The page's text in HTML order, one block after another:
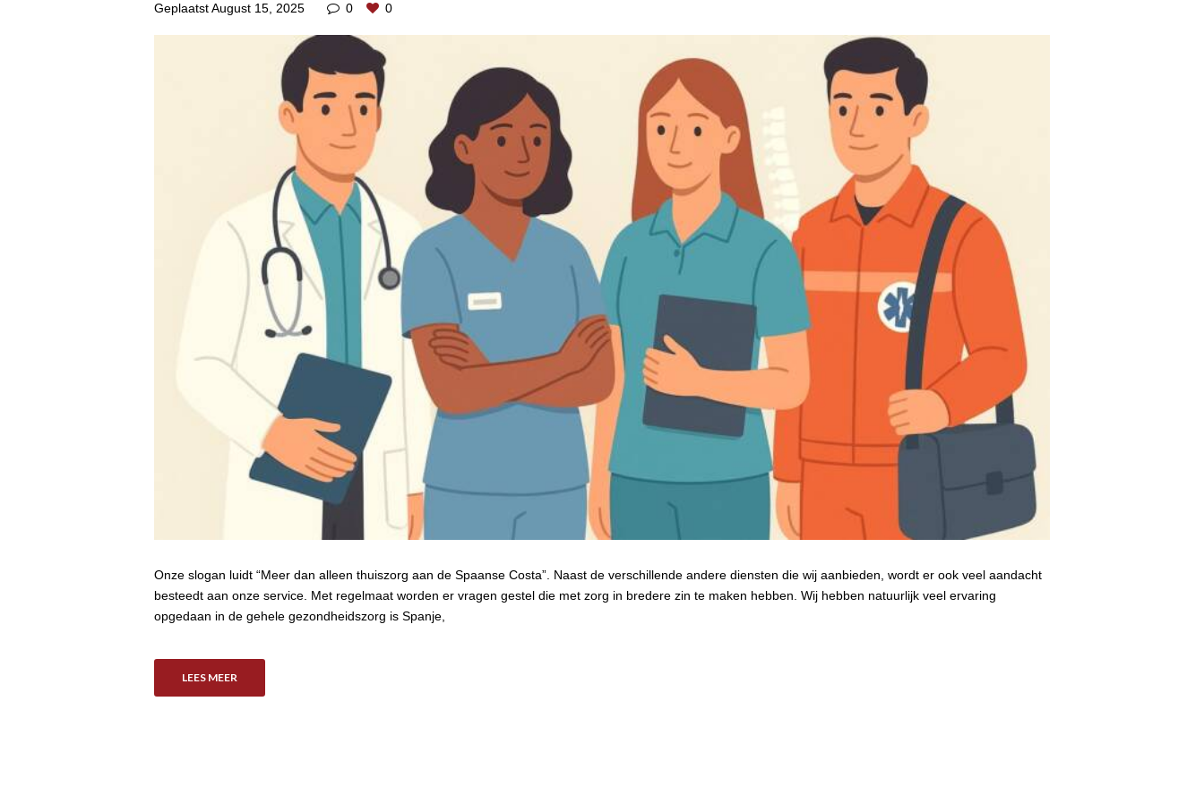
GeplaatstAugust 15, 2025 0 0
Onze slogan luidt “Meer dan alleen thuiszorg aan de Spaanse Costa”. Naast de verschillende andere diensten die wij aanbieden, wordt er ook veel aandacht
besteedt aan onze service. Met regelmaat worden er vragen gestel die met zorg in bredere zin te maken hebben. Wij hebben natuurlijk veel ervaring
opgedaan in de gehele gezondheidszorg is Spanje,
LEES MEER